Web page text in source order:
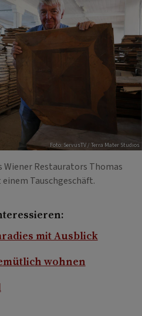
Foto: ServusTV / Terra Mater Studios
Wiener Restaurators Thomas
Tauschgeschäft.
mit Ausblick
wohnen